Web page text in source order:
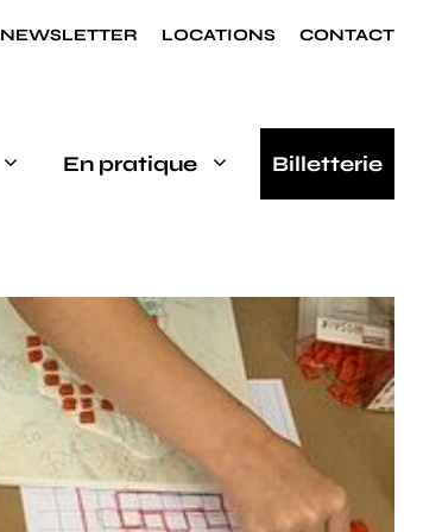
NEWSLETTER LOCATIONS CONTACT
En pratique Billetterie